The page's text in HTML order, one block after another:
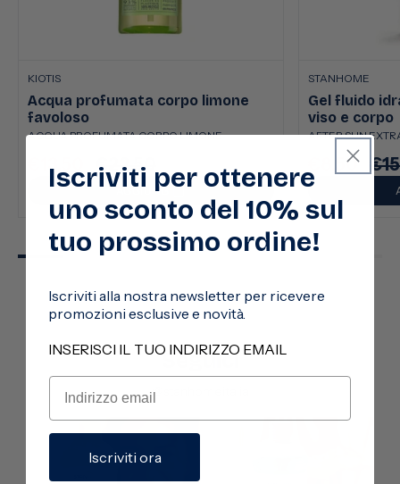
KIOTIS
Acqua profumata corpo limone
favoloso
ACQUA PROFUMATA CORPO LIMONE
scontato
€13,50
Prezzo
di
listino
€22,50
AGGIUNGI
STANHOME
Gel fluido
viso e corpo
AFTER SUN
Prezzo
scontato
€8,50
Seguici
@stanhomeitalia
Iscriviti per ottenere
uno sconto del 10% sul
tuo prossimo ordine!
Iscriviti alla nostra newsletter per ricevere
promozioni esclusive e novità.
INSERISCI IL TUO INDIRIZZO EMAIL
Iscriviti ora